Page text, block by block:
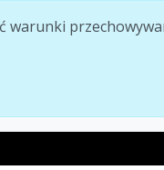
warunki